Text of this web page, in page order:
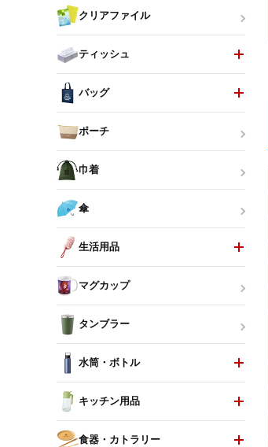
クリアファイル
ティッシュ
バッグ
ポーチ
巾着
傘
生活用品
マグカップ
タンブラー
水筒・ボトル
キッチン用品
食器・カトラリー